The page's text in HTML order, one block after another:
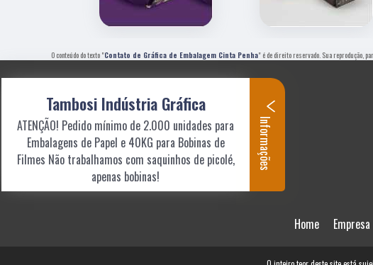
O conteúdo do texto "Contato de Gráfica de Embalagem Cinta Penha" é de direito reservado. Sua reprodução,
Home Empresa
Tambosi Indústria Gráfica
ATENÇÃO! Pedido mínimo de 2.000 unidades para
Embalagens de Papel e 40KG para Bobinas de
Filmes Não trabalhamos com saquinhos de picolé,
apenas bobinas!
Informações